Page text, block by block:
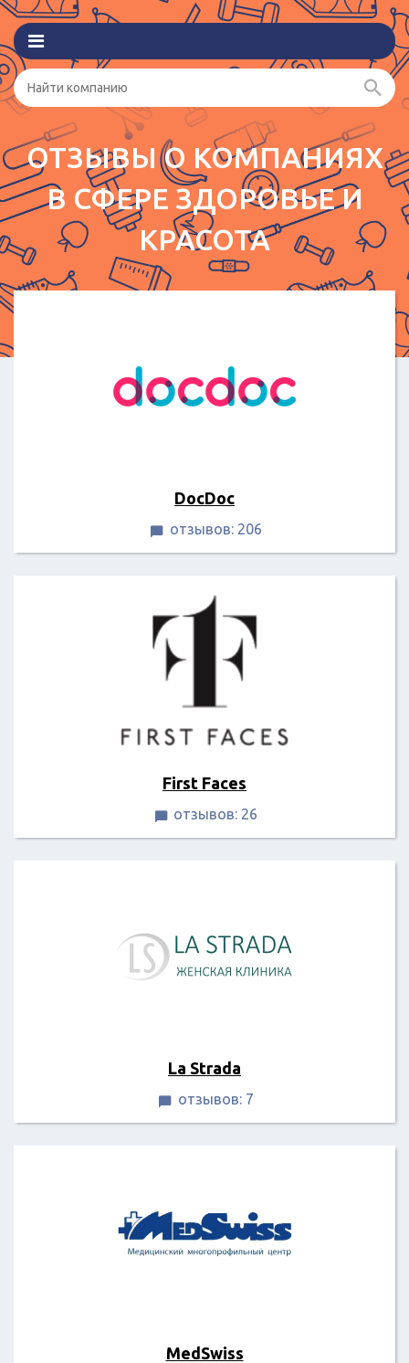
ОТЗЫВЫ О КОМПАНИЯХ
В СФЕРЕ ЗДОРОВЬЕ И
КРАСОТА
DocDoc
 отзывов: 206
First Faces
 отзывов: 26
La Strada
 отзывов: 7
MedSwiss